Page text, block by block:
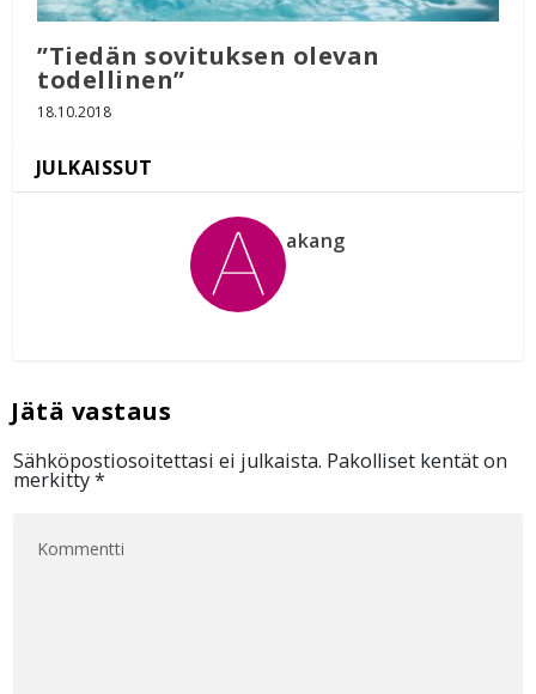
”Tiedän sovituksen olevan
todellinen”
18.10.2018
akang
Sähköpostiosoitettasi ei julkaista. Pakolliset kentät on
merkitty*